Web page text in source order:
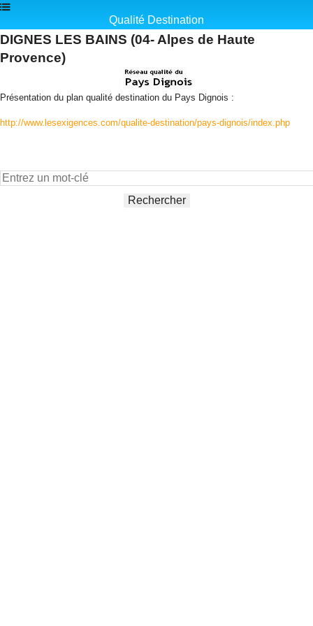
Qualité Destination
DIGNES LES BAINS (04- Alpes de Haute
Provence)
Présentation du plan qualité destination du Pays Dignois :
http://www.lesexigences.com/qualite-destination/pays-dignois/index.php
Rechercher